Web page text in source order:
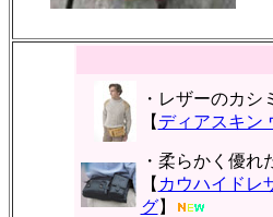
・レザーのカシ
【 ディアスキン
・柔らかく優れ
【 カウハイドレ
グ】